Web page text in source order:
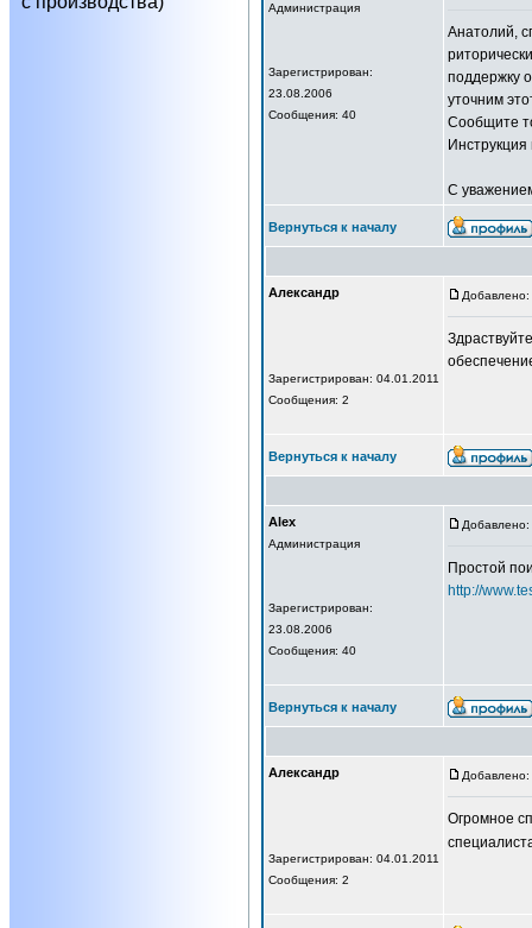
Администрация
Зарегистрирован:
23.08.2006
Сообщения: 40
Анатолий,
поддержку
уточним
Сообщите
Инструкция
С
Вернуться к началу
Александр
Зарегистрирован: 04.01.2011
Сообщения: 2
Добавлено:
Вернуться к началу
Alex
Администрация
Зарегистрирован:
23.08.2006
Сообщения: 40
Добавлено:
Простой
http://
Вернуться к началу
Александр
Зарегистрирован: 04.01.2011
Сообщения: 2
Огромное